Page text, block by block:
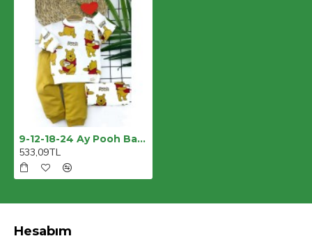
9-12-18-24 Ay Pooh Baskılı Yaka Çıtçıtlı Uzun Kollu Sweatli 2li Kız Erkek Bebek Takımı
533,09TL
Hesabım